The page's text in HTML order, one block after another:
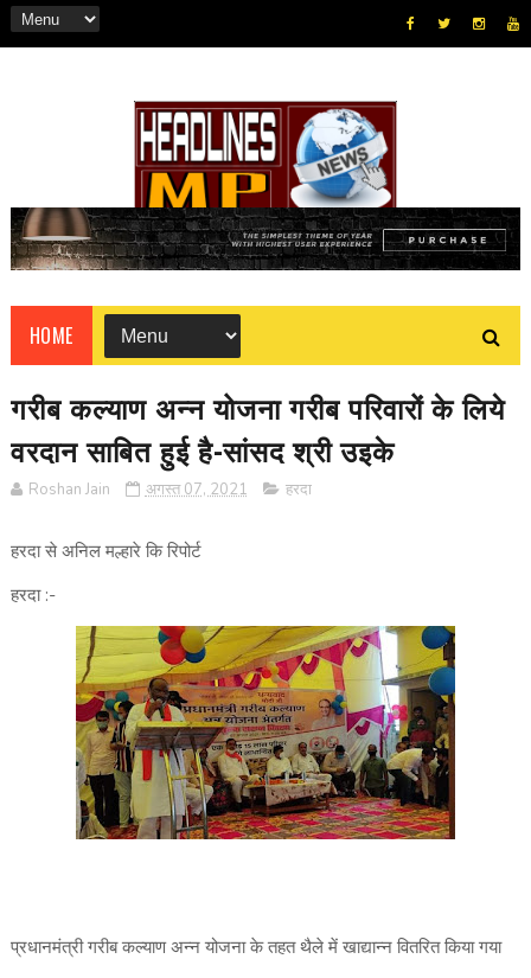
HOME
गरीब कल्याण अन्न योजना गरीब परिवारों के लिये
वरदान साबित हुई है-सांसद श्री उइके
Roshan Jain अगस्त 07, 2021 हरदा
हरदा से अनिल मल्हारे कि रिपोर्ट
हरदा :-
प्रधानमंत्री गरीब कल्याण अन्न योजना के तहत थैले में खाद्यान्न वितरित किया गया